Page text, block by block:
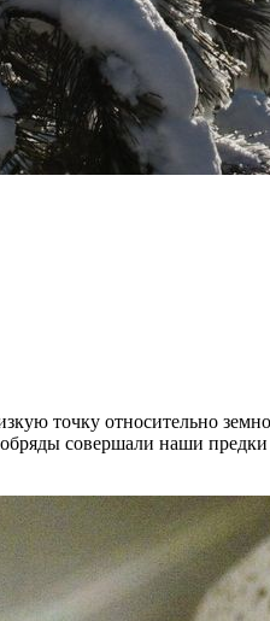
точку относительно
обряды совершали наши